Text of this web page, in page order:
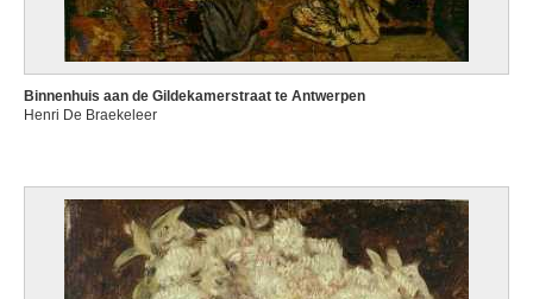
Binnenhuis aan de Gildekamerstraat te Antwerpen
Henri De Braekeleer